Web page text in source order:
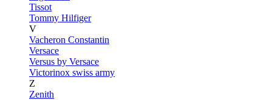
Tissot
Tommy Hilfiger
V
Vacheron Constantin
Versace
Versus by Versace
Victorinox swiss army
Z
Zenith